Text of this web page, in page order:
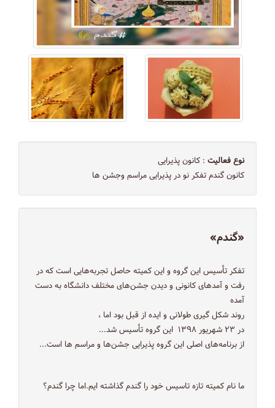
نوع فعالیت : کانون پذیرایی
کانون گندم تفکر نو در پذیرایی مراسم وجشن ها
«گندم»
تفکر تأسیس این گروه و این کمیته حاصل تجربه‌هایی است که در
رفت و آمدهای کانونی و دیدن جشن‌های مختلف دانشگاه به دست
آمده
روند شکل گیری طولانی و ایده از قبل بود اما ،
در ۲۳ شهریور ۱۳۹۸ این گروه تأسیس شد...
از برنامه‌های اصلی این گروه پذیرایی جشن‌ها و مراسم ها است...
ما نام کمیته تازه تاسیس خود را گندم گذاشته ایم.اما چرا گندم؟